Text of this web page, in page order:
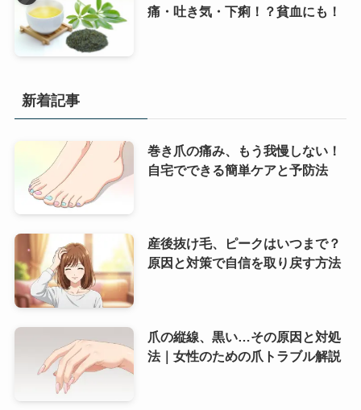
痛・吐き気・下痢！？貧血にも！
新着記事
巻き爪の痛み、もう我慢しない！
自宅でできる簡単ケアと予防法
産後抜け毛、ピークはいつまで？
原因と対策で自信を取り戻す方法
爪の縦線、黒い…その原因と対処
法｜女性のための爪トラブル解説